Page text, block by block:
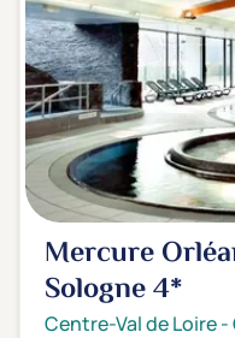
Mercure
Sologne4*
Centre-Val de Loire-